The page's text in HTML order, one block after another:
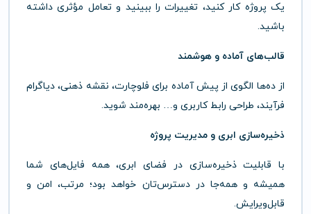
یک پروژه کار کنید، تغییرات را ببینید و تعامل مؤثری داشته
باشید.
قالب‌های آماده و هوشمند
از ده‌ها الگوی از پیش آماده برای فلوچارت، نقشه ذهنی، دیاگرام
فرآیند، طراحی رابط کاربری و… بهره‌مند شوید.
ذخیره‌سازی ابری و مدیریت پروژه
با قابلیت ذخیره‌سازی در فضای ابری، همه فایل‌های شما
همیشه و همه‌جا در دسترس‌تان خواهد بود؛ مرتب، امن و
قابل‌ویرایش.